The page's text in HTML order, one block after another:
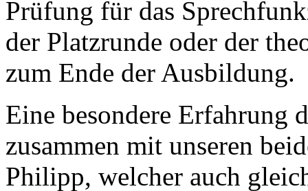
Prüfung für das
der Platzrunde oder der
zum Ende der Ausbildung.
Eine besondere Erfahrung
zusammen mit unseren
Philipp, welcher auch